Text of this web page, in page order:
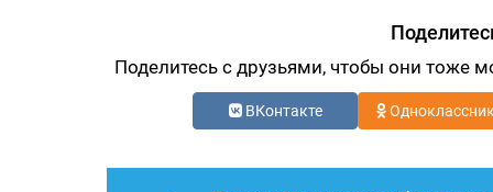
Поделитесь с друзьями, чтобы они тоже
ВКонтакте